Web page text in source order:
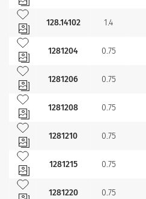
Añadir a mis favoritos
128.14102
1.4
Añadir a mis favoritos
1281204
0.75
Añadir a mis favoritos
1281206
0.75
Añadir a mis favoritos
1281208
0.75
Añadir a mis favoritos
1281210
0.75
Añadir a mis favoritos
1281215
0.75
Añadir a mis favoritos
1281220
0.75